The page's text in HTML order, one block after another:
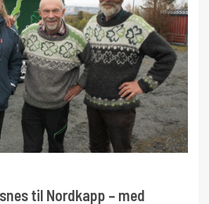
til Nordkapp – med